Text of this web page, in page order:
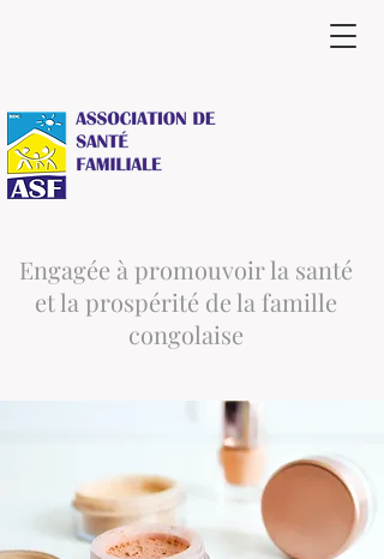
Engagée à promouvoir la santé
et la prospérité de la famille
congolaise